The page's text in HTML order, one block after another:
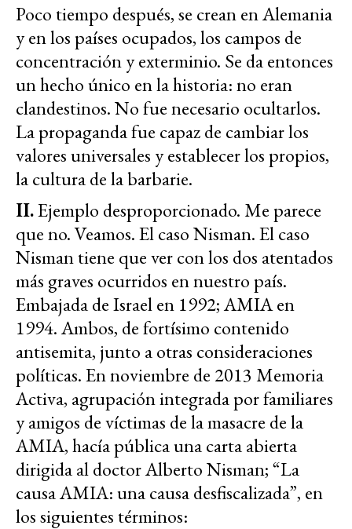
Poco tiempo después, se crean en Alemania
y en los países ocupados, los campos de
concentración y exterminio. Se da entonces
un hecho único en la historia: no eran
clandestinos. No fue necesario ocultarlos.
La propaganda fue capaz de cambiar los
valores universales y establecer los propios,
la cultura de la barbarie.
II.Ejemplo desproporcionado. Me parece
que no. Veamos. El caso Nisman. El caso
Nisman tiene que ver con los dos atentados
más graves ocurridos en nuestro país.
Embajada de Israel en 1992; AMIA en
1994. Ambos, de fortísimo contenido
antisemita, junto a otras consideraciones
políticas. En noviembre de 2013 Memoria
Activa, agrupación integrada por familiares
y amigos de víctimas de la masacre de la
AMIA, hacía pública una carta abierta
dirigida al doctor Alberto Nisman; “La
causa AMIA: una causa desfiscalizada”, en
los siguientes términos: